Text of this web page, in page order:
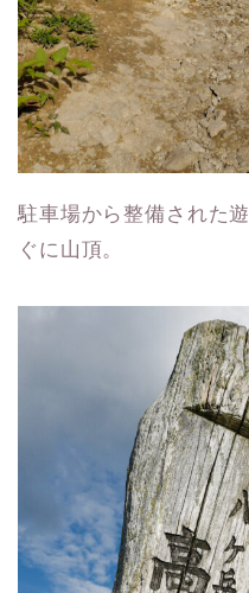
駐車場から整備された
ぐに山頂。